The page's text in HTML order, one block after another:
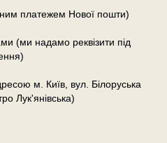
платежем Нової пошти)
(ми надамо реквізити під
м. Київ, вул. Білоруська
Лук'янівська)